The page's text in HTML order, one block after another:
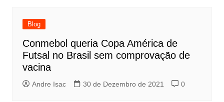
Blog
Conmebol queria Copa América de
Futsal no Brasil sem comprovação de
vacina
Andre Isac 30 de Dezembro de 2021 0